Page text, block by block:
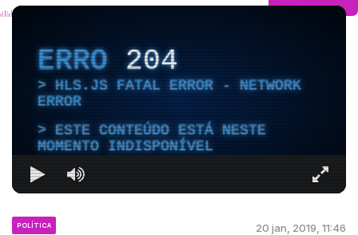
ERRO204
HLS.JS FATAL ERROR - NETWORK
ERROR
ESTE CONTEÚDO ESTÁ NESTE
MOMENTO INDISPONÍVEL
POLÍTICA 20 jan, 2019, 11:46